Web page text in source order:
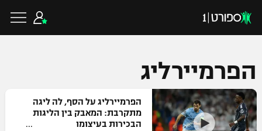
כדורגל ישראלי
הפרמיירליג
הפרמיירליג על הסף, לה ליגה
מתקרבת: המאבק בין הליגות
הבכירות בעיצומו